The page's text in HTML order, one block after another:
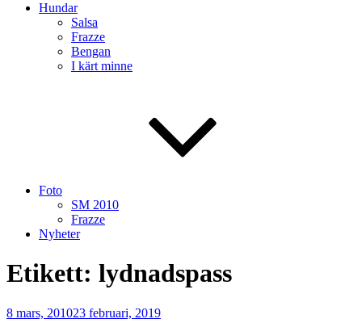
Hundar
Salsa
Frazze
Bengan
I kärt minne
Foto
SM 2010
Frazze
Nyheter
Etikett: lydnadspass
Publicerat
8 mars, 201023 februari, 2019